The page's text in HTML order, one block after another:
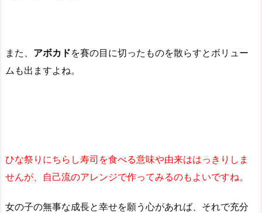
また、 アボカドを賽の目に切ったものを散らすとボリュー
ムも出ますよね。
ひな祭りにちらし寿司を食べる意味や由来ははっきりしま
せんが、自己流のアレンジで作ってみるのもよいですね。
女の子の無事な成長と幸せを願う心があれば、それで充分